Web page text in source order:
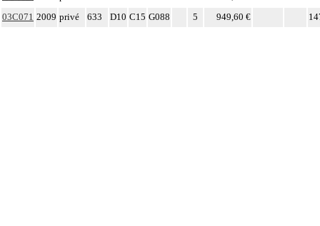
03C071 2009 privé 633 D10 C15 G088 5 949,60 €